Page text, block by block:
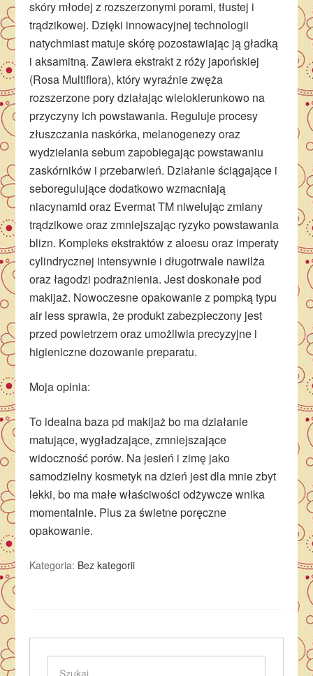
skóry młodej z rozszerzonymi porami, tłustej i
trądzikowej. Dzięki innowacyjnej technologii
natychmiast matuje skórę pozostawiając ją gładką
i aksamitną. Zawiera ekstrakt z róży japońskiej
(Rosa Multiflora), który wyraźnie zwęża
rozszerzone pory działając wielokierunkowo na
przyczyny ich powstawania. Reguluje procesy
złuszczania naskórka, melanogenezy oraz
wydzielania sebum zapobiegając powstawaniu
zaskórników i przebarwień. Działanie ściągające i
seboregulujące dodatkowo wzmacniają
niacynamid oraz Evermat TM niwelując zmiany
trądzikowe oraz zmniejszając ryzyko powstawania
blizn. Kompleks ekstraktów z aloesu oraz imperaty
cylindrycznej intensywnie i długotrwale nawilża
oraz łagodzi podrażnienia. Jest doskonałe pod
makijaż. Nowoczesne opakowanie z pompką typu
air less sprawia, że produkt zabezpieczony jest
przed powietrzem oraz umożliwia precyzyjne i
higieniczne dozowanie preparatu.
Moja opinia:
To idealna baza pd makijaż bo ma działanie
matujące, wygładzające, zmniejszające
widoczność porów. Na jesień i zimę jako
samodzielny kosmetyk na dzień jest dla mnie zbyt
lekki, bo ma małe właściwości odżywcze wnika
momentalnie. Plus za świetne poręczne
opakowanie.
Kategoria: Bez kategorii